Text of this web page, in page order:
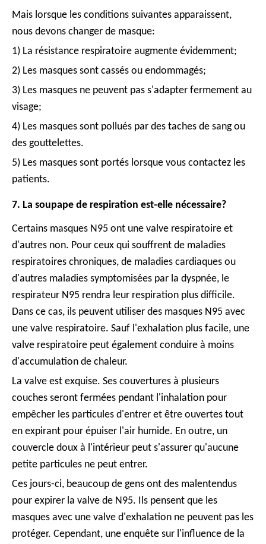
Mais lorsque les conditions suivantes apparaissent,
nous devons changer de masque:
1) La résistance respiratoire augmente évidemment;
2) Les masques sont cassés ou endommagés;
3) Les masques ne peuvent pas s'adapter fermement au
visage;
4) Les masques sont pollués par des taches de sang ou
des gouttelettes.
5) Les masques sont portés lorsque vous contactez les
patients.
7. La soupape de respiration est-elle nécessaire?
Certains masques N95 ont une valve respiratoire et
d'autres non. Pour ceux qui souffrent de maladies
respiratoires chroniques, de maladies cardiaques ou
d'autres maladies symptomisées par la dyspnée, le
respirateur N95 rendra leur respiration plus difficile.
Dans ce cas, ils peuvent utiliser des masques N95 avec
une valve respiratoire. Sauf l'exhalation plus facile, une
valve respiratoire peut également conduire à moins
d'accumulation de chaleur.
La valve est exquise. Ses couvertures à plusieurs
couches seront fermées pendant l'inhalation pour
empêcher les particules d'entrer et être ouvertes tout
en expirant pour épuiser l'air humide. En outre, un
couvercle doux à l'intérieur peut s'assurer qu'aucune
petite particules ne peut entrer.
Ces jours-ci, beaucoup de gens ont des malentendus
pour expirer la valve de N95. Ils pensent que les
masques avec une valve d'exhalation ne peuvent pas les
protéger. Cependant, une enquête sur l'influence de la